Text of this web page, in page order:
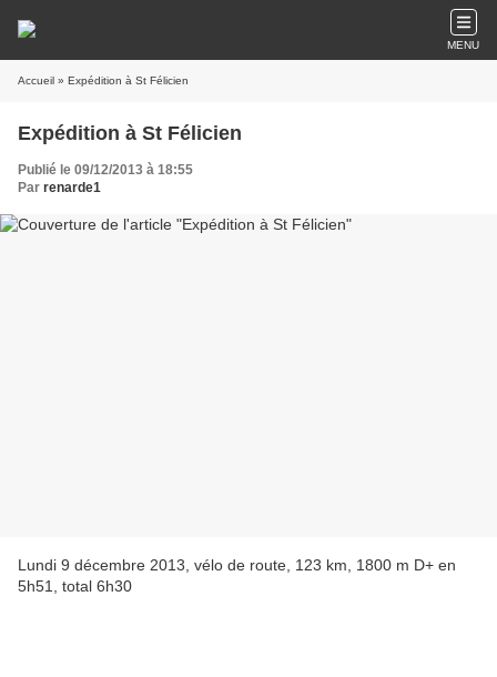
MENU
Accueil » Expédition à St Félicien
Expédition à St Félicien
Publié le 09/12/2013 à 18:55
Par renarde1
Lundi 9 décembre 2013, vélo de route, 123 km, 1800 m D+ en
5h51, total 6h30